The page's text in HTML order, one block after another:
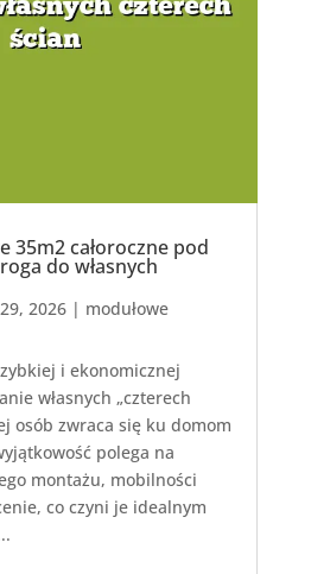
35m2 całoroczne pod
do własnych
2026| modułowe
i ekonomicznej
własnych „czterech
osób zwraca się ku domom
polega na
montażu, mobilności
co czyni je idealnym